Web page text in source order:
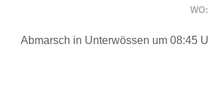
WO:
Abmarsch in Unterwössen um 08:45